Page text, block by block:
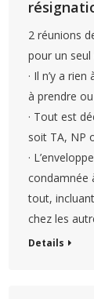
2 réunions
pour un
· Il n’y a
à prendre
· Tout est
soit TA, NP
·
condamnée
tout,
chez les
Details